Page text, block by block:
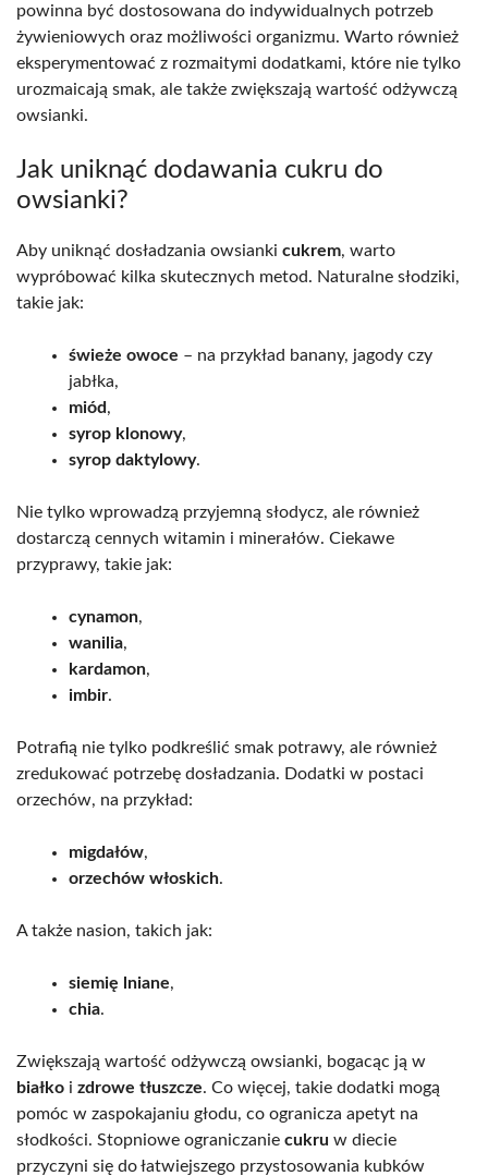
powinna być dostosowana do indywidualnych potrzeb
żywieniowych oraz możliwości organizmu. Warto również
eksperymentować z rozmaitymi dodatkami, które nie tylko
urozmaicają smak, ale także zwiększają wartość odżywczą
owsianki.
Jak uniknąć dodawania cukru do
owsianki?
Aby uniknąć dosładzania owsianki cukrem, warto
wypróbować kilka skutecznych metod. Naturalne słodziki,
takie jak:
świeże owoce – na przykład banany, jagody czy
jabłka,
miód,
syrop klonowy,
syrop daktylowy.
Nie tylko wprowadzą przyjemną słodycz, ale również
dostarczą cennych witamin i minerałów. Ciekawe
przyprawy, takie jak:
cynamon,
wanilia,
kardamon,
imbir.
Potrafią nie tylko podkreślić smak potrawy, ale również
zredukować potrzebę dosładzania. Dodatki w postaci
orzechów, na przykład:
migdałów,
orzechów włoskich.
A także nasion, takich jak:
siemię lniane,
chia.
Zwiększają wartość odżywczą owsianki, bogacąc ją w
białko i zdrowe tłuszcze. Co więcej, takie dodatki mogą
pomóc w zaspokajaniu głodu, co ogranicza apetyt na
słodkości. Stopniowe ograniczanie cukru w diecie
przyczyni się do łatwiejszego przystosowania kubków